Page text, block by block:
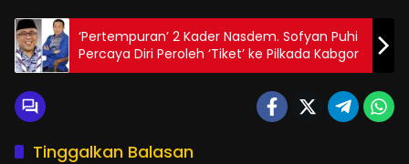
‘Pertempuran’ 2 Kader Nasdem. Sofyan Puhi
Percaya Diri Peroleh ‘Tiket’ ke Pilkada Kabgor
Tinggalkan Balasan